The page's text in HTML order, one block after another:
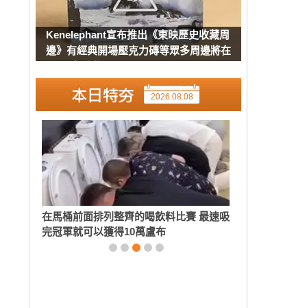
Kenelephant宣布推出《東映歷史收藏周
邊》有經典開場壓克力磚等眾多周邊將在
2026.08.08